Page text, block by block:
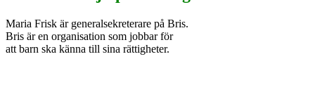
Maria Frisk är generalsekreterare på Bris.
Bris är en organisation som jobbar för
att barn ska känna till sina rättigheter.